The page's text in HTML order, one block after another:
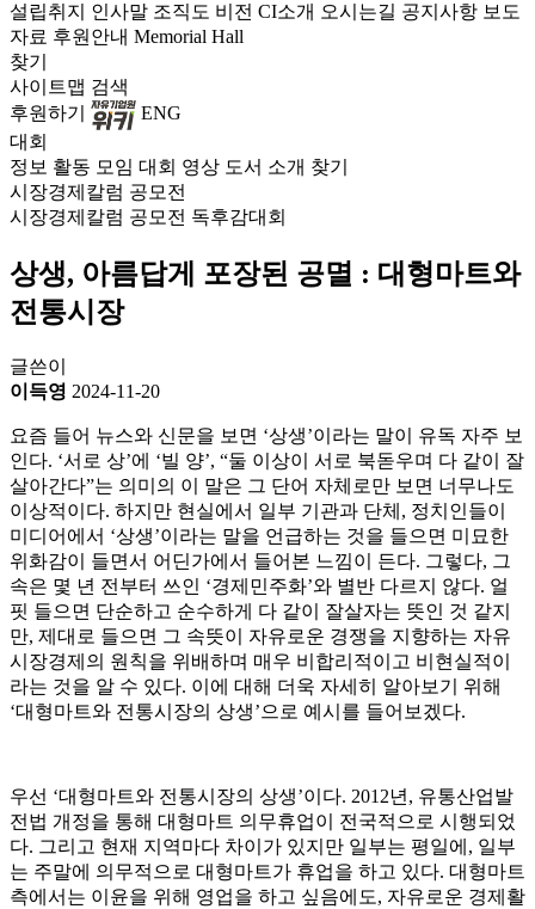
설립취지 인사말 조직도 비전 CI소개 오시는길 공지사항 보도
자료 후원안내 Memorial Hall
찾기
사이트맵 검색
후원하기
ENG
대회
정보 활동 모임 대회 영상 도서 소개 찾기
시장경제칼럼 공모전
시장경제칼럼 공모전 독후감대회
상생, 아름답게 포장된 공멸 : 대형마트와
전통시장
글쓴이
이득영 2024-11-20
요즘 들어 뉴스와 신문을 보면 ‘상생’이라는 말이 유독 자주 보
인다. ‘서로 상’에 ‘빌 양’, “둘 이상이 서로 북돋우며 다 같이 잘
살아간다”는 의미의 이 말은 그 단어 자체로만 보면 너무나도
이상적이다. 하지만 현실에서 일부 기관과 단체, 정치인들이
미디어에서 ‘상생’이라는 말을 언급하는 것을 들으면 미묘한
위화감이 들면서 어딘가에서 들어본 느낌이 든다. 그렇다, 그
속은 몇 년 전부터 쓰인 ‘경제민주화’와 별반 다르지 않다. 얼
핏 들으면 단순하고 순수하게 다 같이 잘살자는 뜻인 것 같지
만, 제대로 들으면 그 속뜻이 자유로운 경쟁을 지향하는 자유
시장경제의 원칙을 위배하며 매우 비합리적이고 비현실적이
라는 것을 알 수 있다. 이에 대해 더욱 자세히 알아보기 위해
‘대형마트와 전통시장의 상생’으로 예시를 들어보겠다.
우선 ‘대형마트와 전통시장의 상생’이다. 2012년, 유통산업발
전법 개정을 통해 대형마트 의무휴업이 전국적으로 시행되었
다. 그리고 현재 지역마다 차이가 있지만 일부는 평일에, 일부
는 주말에 의무적으로 대형마트가 휴업을 하고 있다. 대형마트
측에서는 이윤을 위해 영업을 하고 싶음에도, 자유로운 경제활